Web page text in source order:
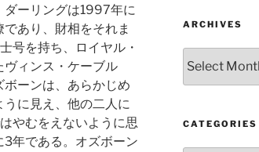
ダーリングは1997年に
あり、財相をそれま
号を持ち、ロイヤル・
ヴィンス・ケーブル
ボーンは、あらかじめ
に見え、他の二人に
やむをえないように思
年である。オズボーン
ARCHIVES
CATEGORIES